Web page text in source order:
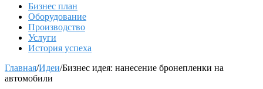
Бизнес план
Оборудование
Производство
Услуги
История успеха
Главная/Идеи/Бизнес идея: нанесение бронепленки на
автомобили